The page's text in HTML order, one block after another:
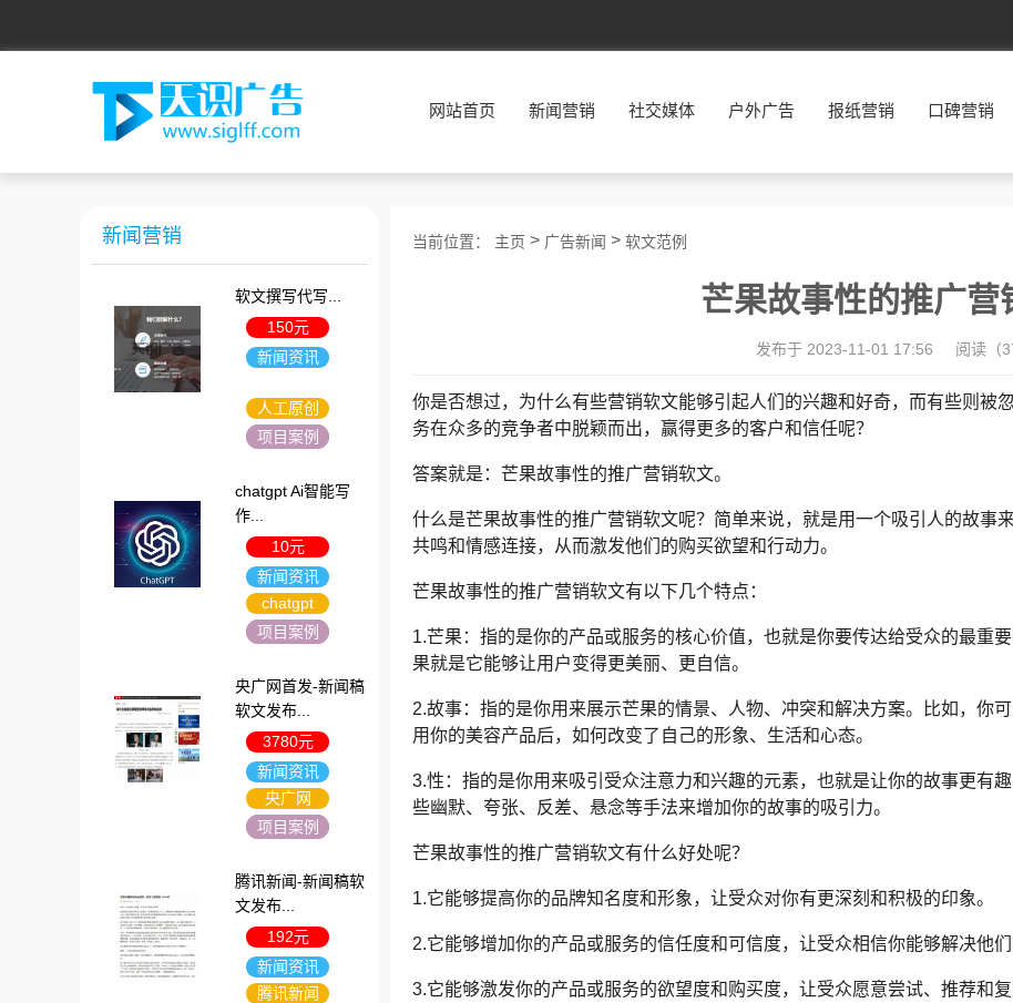
网站首页 新闻营销 社交媒体 户外广告 报纸营销 口碑营销
当前位置： 主页 > 广告新闻 > 软文范例
芒果故事性的推广营
发布于 2023-11-01 17:56 阅读（
你是否想过，为什么有些营销软文能够引起人们的兴趣和好奇，而有些则被
务在众多的竞争者中脱颖而出，赢得更多的客户和信任呢？
答案就是：芒果故事性的推广营销软文。
什么是芒果故事性的推广营销软文呢？简单来说，就是用一个吸引人的故事
共鸣和情感连接，从而激发他们的购买欲望和行动力。
芒果故事性的推广营销软文有以下几个特点：
1.芒果：指的是你的产品或服务的核心价值，也就是你要传达给受众的最重
果就是它能够让用户变得更美丽、更自信。
2.故事：指的是你用来展示芒果的情景、人物、冲突和解决方案。比如，你
用你的美容产品后，如何改变了自己的形象、生活和心态。
3.性：指的是你用来吸引受众注意力和兴趣的元素，也就是让你的故事更有
些幽默、夸张、反差、悬念等手法来增加你的故事的吸引力。
芒果故事性的推广营销软文有什么好处呢？
1.它能够提高你的品牌知名度和形象，让受众对你有更深刻和积极的印象。
2.它能够增加你的产品或服务的信任度和可信度，让受众相信你能够解决他们
3.它能够激发你的产品或服务的欲望度和购买度，让受众愿意尝试、推荐和复
新闻营销
软文撰写代写...
150元
新闻资讯
人工原创
项目案例
chatgpt Ai智能写
作...
10元
新闻资讯
chatgpt
项目案例
央广网首发-新闻稿
软文发布...
3780元
新闻资讯
央广网
项目案例
腾讯新闻-新闻稿软
文发布...
192元
新闻资讯
腾讯新闻